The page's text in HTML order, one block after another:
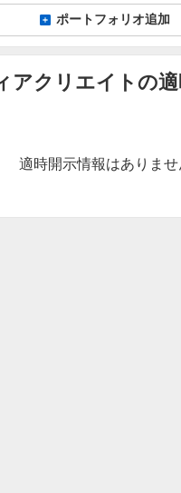
ポートフォリオ追加
アクリエイトの
適時開示情報はありませ